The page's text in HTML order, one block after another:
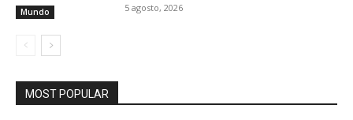
Mundo 5 agosto, 2026
MOST POPULAR